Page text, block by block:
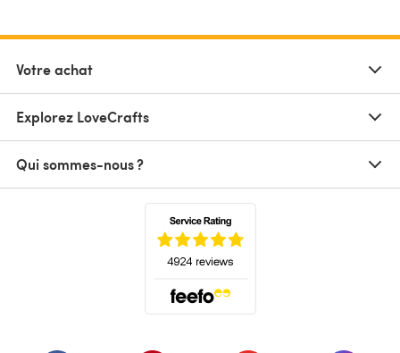
Votre achat
Explorez LoveCrafts
Qui sommes-nous ?